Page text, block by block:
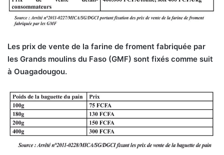
Les prix de vente de la farine de froment fabriquée par
les Grands moulins du Faso (GMF) sont fixés comme suit
à Ouagadougou.